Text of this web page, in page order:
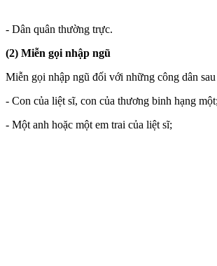
- Dân quân thường trực.
(2) Miễn gọi nhập ngũ
Miễn gọi nhập ngũ đối với những công dân sau
- Con của liệt sĩ, con của thương binh hạng một;
- Một anh hoặc một em trai của liệt sĩ;